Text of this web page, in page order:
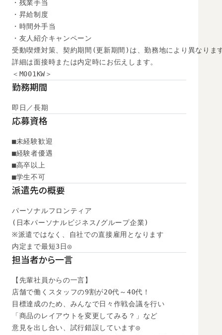
・残業手当
・昇給制度
・時間外手当
・友人紹介キャンペーン
受動喫煙対策、契約期間(更新期間)は、勤務地により異なりま
詳細は面接時または内定時にお伝えします。
＜M001KW＞
勤務期間
即日／長期
応募資格
■未経験歓迎
■経験者優遇
■高卒以上
■学生不可
派遣先の概要
パーソナルフロンティア
(日本パーソナルビジネス/グループ企業)
※派遣ではなく、自社での直接雇用となります
内定まで最短3日◎
担当者から一言
【先輩社員からの一言】
店舗で働くスタッフの9割が20代～40代！
目標達成のため、みんなで日々作戦会議を行い
「商品のレイアウトを変更してみる？」など
意見を出し合い、試行錯誤しています◎